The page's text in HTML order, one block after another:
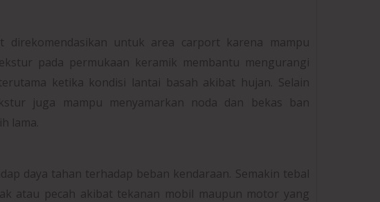
untuk area carport karena mampu
pada permukaan keramik membantu mengurangi
ketika kondisi lantai basah akibat hujan. Selain
juga mampu menyamarkan noda dan bekas ban
lama.
daya tahan terhadap beban kendaraan. Semakin tebal
atau pecah akibat tekanan mobil maupun motor yang